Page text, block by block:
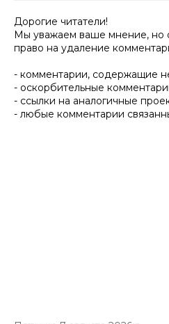
Дорогие читатели!
Мы уважаем ваше мнение, но
право на удаление
- комментарии, содержащие
- оскорбительные
- ссылки на аналогичные
- любые комментарии